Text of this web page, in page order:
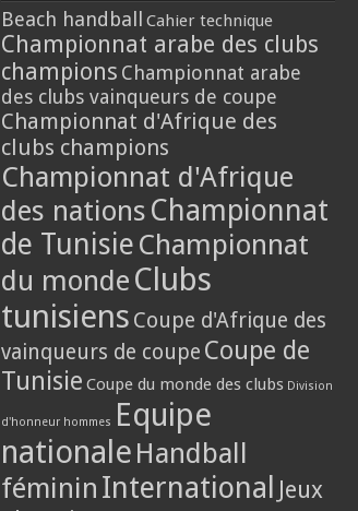
Beach handball Cahier technique
Championnat arabe des clubs
champions Championnat arabe
des clubs vainqueurs de coupe
Championnat d'Afrique des
clubs champions
Championnat d'Afrique
des nations Championnat
de Tunisie Championnat
du monde Clubs
tunisiens Coupe d'Afrique des
vainqueurs de coupe Coupe de
Tunisie Coupe du monde des clubs Division
d'honneur hommes Equipe
nationale Handball
féminin International Jeux